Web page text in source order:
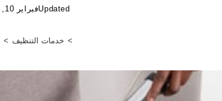
Updatedفبراير 10, 2025
> خدمات التنظيف >